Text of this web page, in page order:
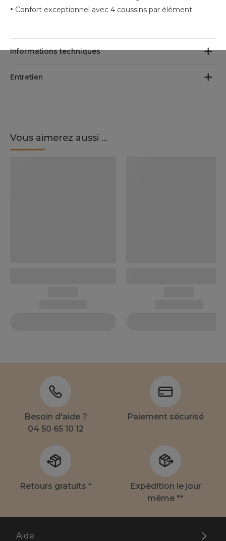
• Confort exceptionnel avec 4 coussins par élément
Informations techniques
Entretien
Vous aimerez aussi ...
Besoin d'aide ?
04 50 65 10 12
Paiement sécurisé
Retours gratuits *
Expédition le jour
même **
Aide